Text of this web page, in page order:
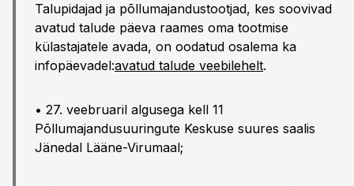
Talupidajad ja põllumajandustootjad, kes soovivad
avatud talude päeva raames oma tootmise
külastajatele avada, on oodatud osalema ka
infopäevadel:avatud talude veebilehelt.
• 27. veebruaril algusega kell 11
Põllumajandusuuringute Keskuse suures saalis
Jänedal Lääne-Virumaal;